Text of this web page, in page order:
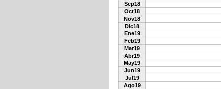
Sep18
Oct18
Nov18
Dic18
Ene19
Feb19
Mar19
Abr19
May19
Jun19
Jul19
Ago19